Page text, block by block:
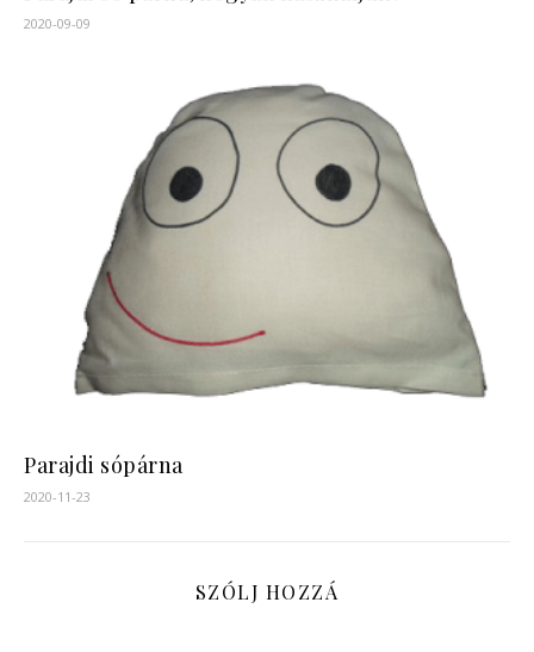
2020-09-09
Parajdi sópárna
2020-11-23
SZÓLJ HOZZÁ